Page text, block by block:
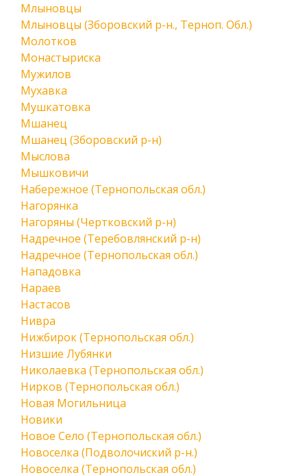
Млыновцы
Млыновцы (Зборовский р-н., Терноп. Обл.)
Молотков
Монастыриска
Мужилов
Мухавка
Мушкатовка
Мшанец
Мшанец (Зборовский р-н)
Мыслова
Мышковичи
Набережное (Тернопольская обл.)
Нагорянка
Нагоряны (Чертковский р-н)
Надречное (Теребовлянский р-н)
Надречное (Тернопольская обл.)
Нападовка
Нараев
Настасов
Нивра
Нижбирок (Тернопольская обл.)
Низшие Лубянки
Николаевка (Тернопольская обл.)
Нирков (Тернопольская обл.)
Новая Могильница
Новики
Новое Село (Тернопольская обл.)
Новоселка (Подволочиский р-н.)
Новоселка (Тернопольская обл.)